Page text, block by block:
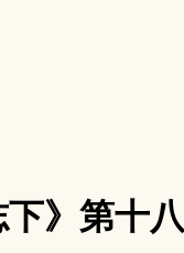
下》第十